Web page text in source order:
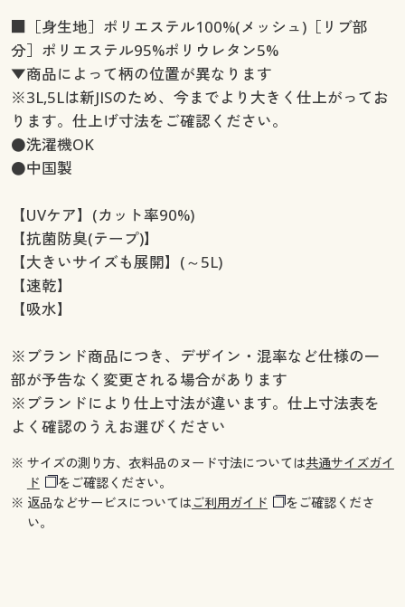
■［身生地］ポリエステル100%(メッシュ)［リブ部
分］ポリエステル95%ポリウレタン5%
▼商品によって柄の位置が異なります
※3L,5Lは新JISのため、今までより大きく仕上がってお
ります。仕上げ寸法をご確認ください。
●洗濯機OK
●中国製
【UVケア】(カット率90%)
【抗菌防臭(テープ)】
【大きいサイズも展開】(～5L)
【速乾】
【吸水】
※ブランド商品につき、デザイン・混率など仕様の一
部が予告なく変更される場合があります
※ブランドにより仕上寸法が違います。仕上寸法表を
よく確認のうえお選びください
※ サイズの測り方、衣料品のヌード寸法については共通サイズガイ
ド
をご確認ください。
※ 返品などサービスについてはご利用ガイド
をご確認くださ
い。